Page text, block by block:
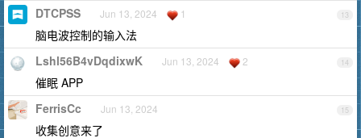
13
DTCPSS Jun 13, 2024 1
脑电波控制的输入法
14
Lshl56B4vDqdixwK Jun 13, 2024 2
催眠 APP
15
FerrisCc Jun 13, 2024
收集创意来了